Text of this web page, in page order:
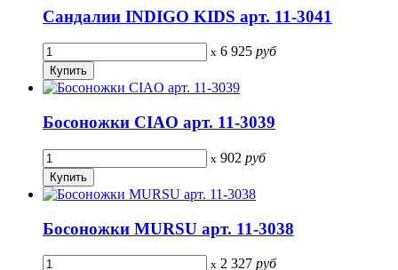
Сандалии INDIGO KIDS арт. 11-3041
x 6 925 руб
Босоножки CIAO арт. 11-3039
x 902 руб
Босоножки MURSU арт. 11-3038
x 2 327 руб